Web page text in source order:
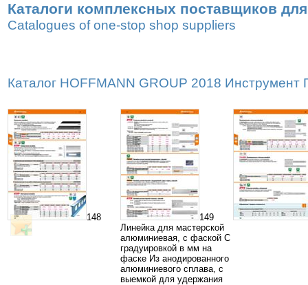
Каталоги комплексных поставщиков
Catalogues of one-stop shop suppliers
Каталог HOFFMANN GROUP 2018
148
149
Линейка для мастерской
алюминиевая, с фаской С
градуировкой в мм на
фаске Из анодированного
алюминиевого сплава, с
выемкой для удержания